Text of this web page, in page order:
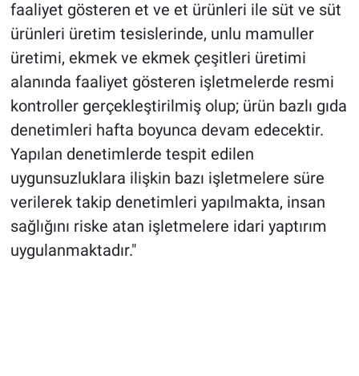
faaliyet gösteren et ve et ürünleri ile süt ve süt
ürünleri üretim tesislerinde, unlu mamuller
üretimi, ekmek ve ekmek çeşitleri üretimi
alanında faaliyet gösteren işletmelerde resmi
kontroller gerçekleştirilmiş olup; ürün bazlı gıda
denetimleri hafta boyunca devam edecektir.
Yapılan denetimlerde tespit edilen
uygunsuzluklara ilişkin bazı işletmelere süre
verilerek takip denetimleri yapılmakta, insan
sağlığını riske atan işletmelere idari yaptırım
uygulanmaktadır."